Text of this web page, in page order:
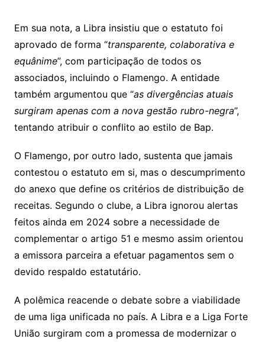
Em sua nota, a Libra insistiu que o estatuto foi
aprovado de forma “transparente, colaborativa e
equânime”, com participação de todos os
associados, incluindo o Flamengo. A entidade
também argumentou que “as divergências atuais
surgiram apenas com a nova gestão rubro-negra”,
tentando atribuir o conflito ao estilo de Bap.
O Flamengo, por outro lado, sustenta que jamais
contestou o estatuto em si, mas o descumprimento
do anexo que define os critérios de distribuição de
receitas. Segundo o clube, a Libra ignorou alertas
feitos ainda em 2024 sobre a necessidade de
complementar o artigo 51 e mesmo assim orientou
a emissora parceira a efetuar pagamentos sem o
devido respaldo estatutário.
A polêmica reacende o debate sobre a viabilidade
de uma liga unificada no país. A Libra e a Liga Forte
União surgiram com a promessa de modernizar o